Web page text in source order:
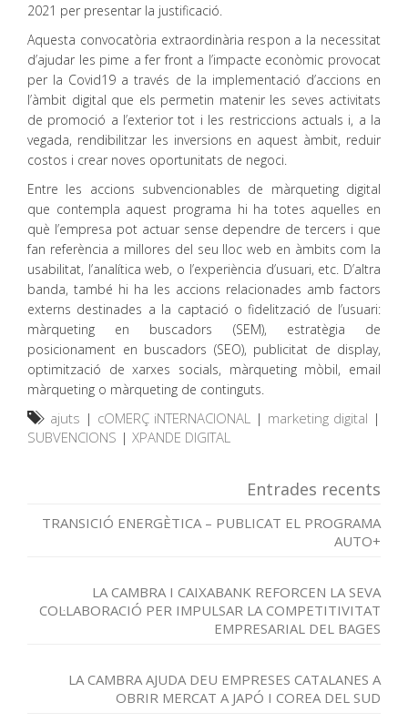
2021 per presentar la justificació.
Aquesta convocatòria extraordinària respon a la necessitat
d’ajudar les pime a fer front a l’impacte econòmic provocat
per la Covid19 a través de la implementació d’accions en
l’àmbit digital que els permetin matenir les seves activitats
de promoció a l’exterior tot i les restriccions actuals i, a la
vegada, rendibilitzar les inversions en aquest àmbit, reduir
costos i crear noves oportunitats de negoci.
Entre les accions subvencionables de màrqueting digital
que contempla aquest programa hi ha totes aquelles en
què l’empresa pot actuar sense dependre de tercers i que
fan referència a millores del seu lloc web en àmbits com la
usabilitat, l’analítica web, o l’experiència d’usuari, etc. D’altra
banda, també hi ha les accions relacionades amb factors
externs destinades a la captació o fidelització de l’usuari:
màrqueting en buscadors (SEM), estratègia de
posicionament en buscadors (SEO), publicitat de display,
optimització de xarxes socials, màrqueting mòbil, email
màrqueting o màrqueting de continguts.
ajuts | cOMERÇ iNTERNACIONAL | marketing digital |
SUBVENCIONS | XPANDE DIGITAL
Entrades recents
TRANSICIÓ ENERGÈTICA – PUBLICAT EL PROGRAMA
AUTO+
LA CAMBRA I CAIXABANK REFORCEN LA SEVA
COL·LABORACIÓ PER IMPULSAR LA COMPETITIVITAT
EMPRESARIAL DEL BAGES
LA CAMBRA AJUDA DEU EMPRESES CATALANES A
OBRIR MERCAT A JAPÓ I COREA DEL SUD